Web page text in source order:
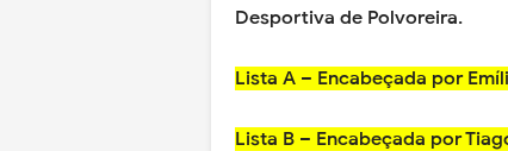
Desportiva de Polvoreira.
Lista A – Encabeçada por
Lista B – Encabeçada por